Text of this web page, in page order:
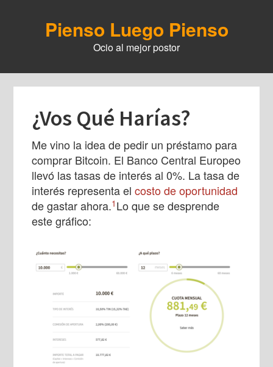
Pienso Luego Pienso
Ocio al mejor postor
¿Vos Qué Harías?
Me vino la idea de pedir un préstamo para
comprar Bitcoin. El Banco Central Europeo
llevó las tasas de interés al 0%. La tasa de
interés representa elcosto de oportunidad
de gastar ahora.1 Lo que se desprende
este gráfico: